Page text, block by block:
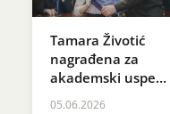
Tamara Životić
nagrađena za
akademski uspeh
na svečanosti
05.06.2026